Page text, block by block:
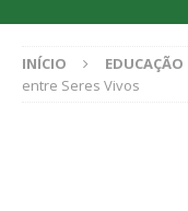
INÍCIO EDUCAÇÃO
entre Seres Vivos